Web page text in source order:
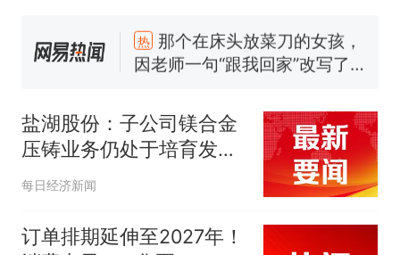
热
那个在床头放菜刀的女孩，
因老师一句“跟我回家”改写了
么？
费大厨“全国小炒肉大王”称
号，仅凭视频评出？中国烹饪
男子上山采菌偶然发现鸡枞菌
140多朵
美国渔民钓获鲨鱼徒手将其拽
盐湖股份：子公司镁合金
压铸业务仍处于培育发展
阶段
每日经济新闻
订单排期延伸至2027年！